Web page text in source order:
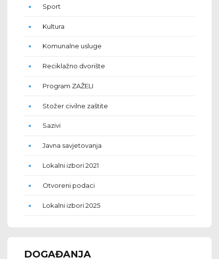
Sport
Kultura
Komunalne usluge
Reciklažno dvorište
Program ZAŽELI
Stožer civilne zaštite
Sazivi
Javna savjetovanja
Lokalni izbori 2021
Otvoreni podaci
Lokalni izbori 2025
DOGAĐANJA